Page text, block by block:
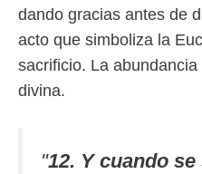
dando gracias antes de
acto que simboliza la
sacrificio. La
divina.
"12. Y cuando